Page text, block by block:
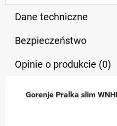
Dane techniczne
Bezpieczeństwo
Opinie o produkcie (0)
Gorenje Pralka slim